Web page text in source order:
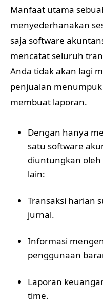
Manfaat utama
menyederhanakan
saja software
mencatat seluruh
Anda tidak akan lagi
penjualan
membuat laporan.
Dengan hanya
satu software
diuntungkan
lain:
Transaksi harian
jurnal.
Informasi
penggunaan
Laporan
time.